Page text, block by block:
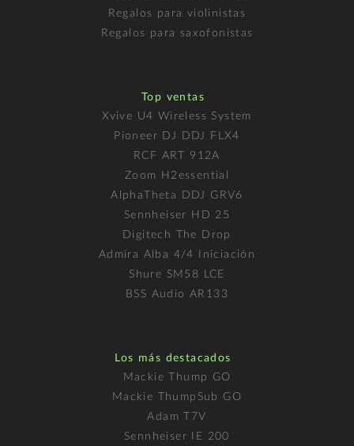
Regalos para violinistas
Regalos para saxofonistas
Top ventas
Xvive U4 Wireless System
Pioneer DJ DDJ FLX4
RCF ART 912A
Zoom H2essential
AlphaTheta DDJ GRV6
Sennheiser HD 25
Digitech The Drop
Admira Alba 4/4 Iniciación
Shure SM58 LCE
BSS Audio AR133
Los más destacados
Mackie Thump GO
Mackie ThumpSub GO
Adam T7V
Sennheiser IE 200